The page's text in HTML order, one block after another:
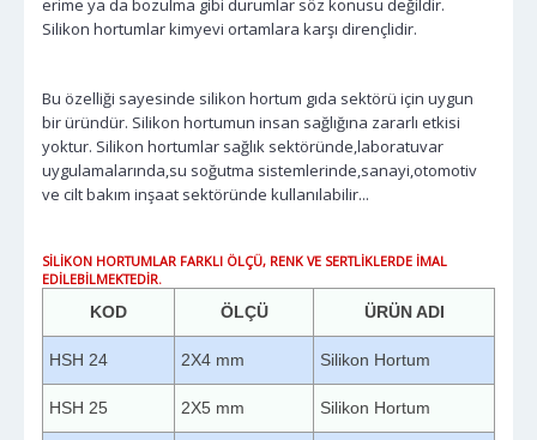
Silikon hortumlar kimyevi ortamlara karşı dirençlidir.
Bu özelliği sayesinde silikon hortum gıda sektörü için uygun
bir üründür. Silikon hortumun insan sağlığına zararlı etkisi
yoktur. Silikon hortumlar sağlık sektöründe,laboratuvar
uygulamalarında,su soğutma sistemlerinde,sanayi,otomotiv
ve cilt bakım inşaat sektöründe kullanılabilir...
SİLİKON HORTUMLAR FARKLI ÖLÇÜ, RENK VE SERTLİKLERDE İMAL
EDİLEBİLMEKTEDİR.
KOD ÖLÇÜ ÜRÜN ADI
HSH 24 2X4 mm Silikon Hortum
HSH 25 2X5 mm Silikon Hortum